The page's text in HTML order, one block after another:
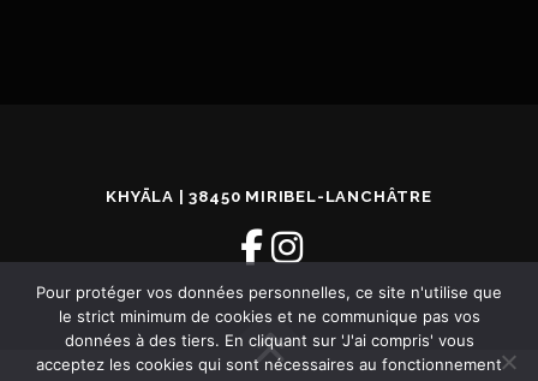
KHYĀLA | 38450 MIRIBEL-LANCHÂTRE
Pour protéger vos données personnelles, ce site n'utilise que
le strict minimum de cookies et ne communique pas vos
données à des tiers. En cliquant sur 'J'ai compris' vous
acceptez les cookies qui sont nécessaires au fonctionnement